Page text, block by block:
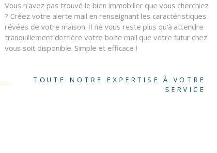
Vous n'avez pas trouvé le bien immobilier que vous cherchiez
? Créez votre alerte mail en renseignant les caractéristiques
révées de votre maison. Il ne vous reste plus qu'à attendre
tranquillement derrière votre boite mail que votre futur chez
vous soit disponible. Simple et efficace !
TOUTE NOTRE EXPERTISE À VOTRE
SERVICE